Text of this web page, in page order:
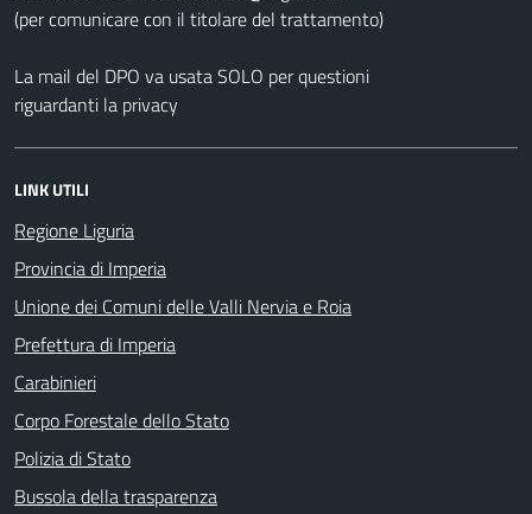
(per comunicare con il titolare del trattamento)
La mail del DPO va usata SOLO per questioni
riguardanti la privacy
LINK UTILI
Regione Liguria
Provincia di Imperia
Unione dei Comuni delle Valli Nervia e Roia
Prefettura di Imperia
Carabinieri
Corpo Forestale dello Stato
Polizia di Stato
Bussola della trasparenza